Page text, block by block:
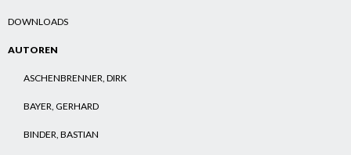
DOWNLOADS
AUTOREN
ASCHENBRENNER, DIRK
BAYER, GERHARD
BINDER, BASTIAN